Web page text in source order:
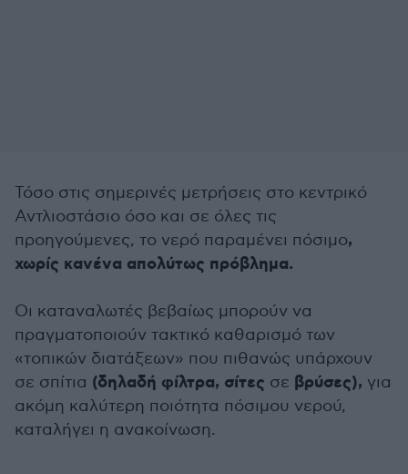
Τόσο στις σημερινές μετρήσεις στο κεντρικό
Αντλιοστάσιο όσο και σε όλες τις
προηγούμενες, το νερό παραμένει πόσιμο,
χωρίς κανένα απολύτως πρόβλημα.
Οι καταναλωτές βεβαίως μπορούν να
πραγματοποιούν τακτικό καθαρισμό των
«τοπικών διατάξεων» που πιθανώς υπάρχουν
σε σπίτια (δηλαδή φίλτρα, σίτες σε βρύσες), για
ακόμη καλύτερη ποιότητα πόσιμου νερού,
καταλήγει η ανακοίνωση.